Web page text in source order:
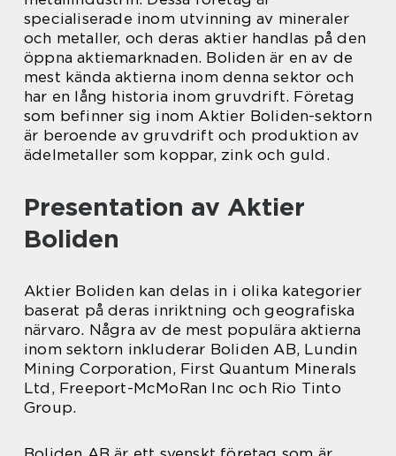
specialiserade inom utvinning av mineraler
och metaller, och deras aktier handlas på den
öppna aktiemarknaden. Boliden är en av de
mest kända aktierna inom denna sektor och
har en lång historia inom gruvdrift. Företag
som befinner sig inom Aktier Boliden-sektorn
är beroende av gruvdrift och produktion av
ädelmetaller som koppar, zink och guld.
Presentation av Aktier
Boliden
Aktier Boliden kan delas in i olika kategorier
baserat på deras inriktning och geografiska
närvaro. Några av de mest populära aktierna
inom sektorn inkluderar Boliden AB, Lundin
Mining Corporation, First Quantum Minerals
Ltd, Freeport-McMoRan Inc och Rio Tinto
Group.